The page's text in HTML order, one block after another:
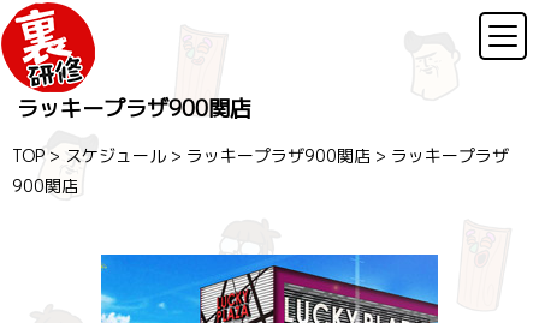
ラッキープラザ900関店
TOP > スケジュール > ラッキープラザ900関店 > ラッキープラザ
900関店